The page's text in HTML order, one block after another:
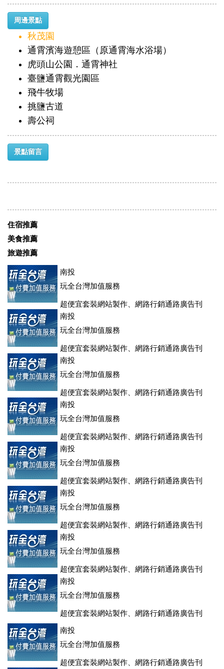
周邊景點
秋茂園
通霄濱海遊憩區（原通霄海水浴場）
虎頭山公園．通霄神社
臺鹽通霄觀光園區
飛牛牧場
挑鹽古道
壽公祠
景點留言
住宿推薦
美食推薦
旅遊推薦
南投
玩全台灣加值服務
超便宜套裝網站製作、網路行銷通路廣告刊
登、訂房系統、客房委託旅行社銷售，全面優惠中....
南投
玩全台灣加值服務
超便宜套裝網站製作、網路行銷通路廣告刊
登、訂房系統、客房委託旅行社銷售，全面優惠中....
南投
玩全台灣加值服務
超便宜套裝網站製作、網路行銷通路廣告刊
登、訂房系統、客房委託旅行社銷售，全面優惠中....
南投
玩全台灣加值服務
超便宜套裝網站製作、網路行銷通路廣告刊
登、訂房系統、客房委託旅行社銷售，全面優惠中....
南投
玩全台灣加值服務
超便宜套裝網站製作、網路行銷通路廣告刊
登、訂房系統、客房委託旅行社銷售，全面優惠中....
南投
玩全台灣加值服務
超便宜套裝網站製作、網路行銷通路廣告刊
登、訂房系統、客房委託旅行社銷售，全面優惠中....
南投
玩全台灣加值服務
超便宜套裝網站製作、網路行銷通路廣告刊
登、訂房系統、客房委託旅行社銷售，全面優惠中....
南投
玩全台灣加值服務
超便宜套裝網站製作、網路行銷通路廣告刊
登、訂房系統、客房委託旅行社銷售，全面優惠中....
南投
玩全台灣加值服務
超便宜套裝網站製作、網路行銷通路廣告刊